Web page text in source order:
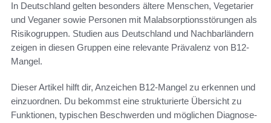
In Deutschland gelten besonders ältere Menschen, Vegetarier
und Veganer sowie Personen mit Malabsorptionsstörungen als
Risikogruppen. Studien aus Deutschland und Nachbarländern
zeigen in diesen Gruppen eine relevante Prävalenz von B12-
Mangel.
Dieser Artikel hilft dir, Anzeichen B12-Mangel zu erkennen und
einzuordnen. Du bekommst eine strukturierte Übersicht zu
Funktionen, typischen Beschwerden und möglichen Diagnose-